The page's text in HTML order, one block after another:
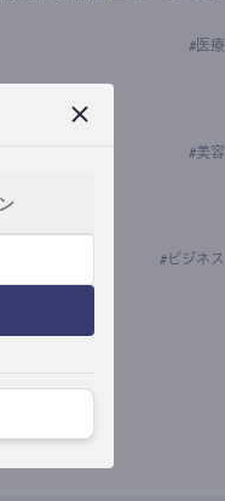
# 医療
科学の研究者）
#美容
# ビジネス